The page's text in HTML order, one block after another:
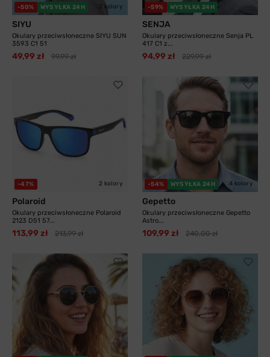
-50% WYSYŁKA 24H 2 kolory
SIYU
Okulary przeciwsłoneczne SIYU SUN
3593 C1 51
49,99 zł 99,99 zł
-59% WYSYŁKA 24H
SENJA
Okulary przeciwsłoneczne Senja PL
417 C1 z...
94,99 zł 229,99 zł
-47% 2 kolory
Polaroid
Okulary przeciwsłoneczne Polaroid
2123 D51 57...
113,99 zł 213,99 zł
-54% WYSYŁKA 24H 4 kolory
Gepetto
Okulary przeciwsłoneczne Gepetto
Astro...
109,99 zł 240,00 zł